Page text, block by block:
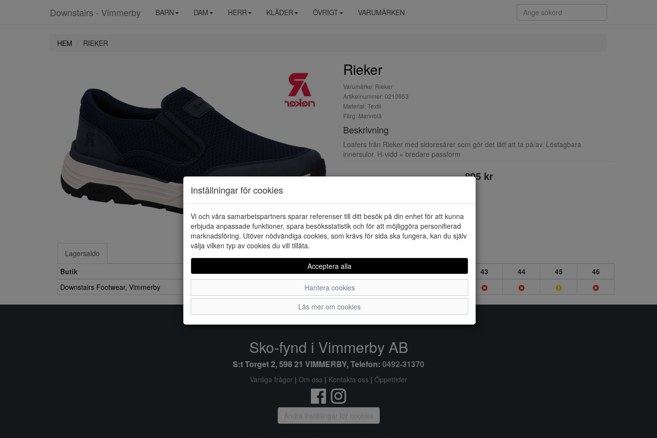
Downstairs - Vimmerby BARN DAM HERR KLÄDER ÖVRIGT VARUMÄRKEN
HEM RIEKER
Rieker
Varumärke: Rieker
Artikelnummer: 0210953
Material: Textil
Färg: Marinblå
Beskrivning
Loafers från Rieker med sidoresårer som gör det lätt att ta på/av. Löstagbara
innersulor. H-vidd = bredare passform
895 kr
Lagersaldo
Butik
40 41 42 43 44 45
46
Downstairs Footwear, Vimmerby
Inställningar för cookies
Vi och våra samarbetspartners sparar referenser till ditt besök på din enhet för att kunna
erbjuda anpassade funktioner, spara besöksstatistik och för att möjliggöra personifierad
marknadsföring. Utöver nödvändiga cookies, som krävs för sida ska fungera, kan du själv
välja vilken typ av cookies du vill tillåta.
Acceptera alla
Hantera cookies
Läs mer om cookies
Sko-fynd i Vimmerby AB
S:t Torget 2, 598 21 VIMMERBY, Telefon: 0492-31370
Vanliga frågor | Om oss | Kontakta oss | Öppettider
Ändra inställingar för cookies